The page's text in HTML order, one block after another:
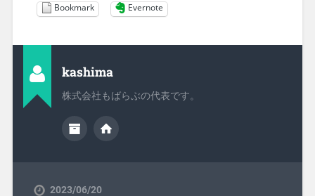
Bookmark
Evernote
kashima
株式会社もばらぶの代表です。
2023/06/20